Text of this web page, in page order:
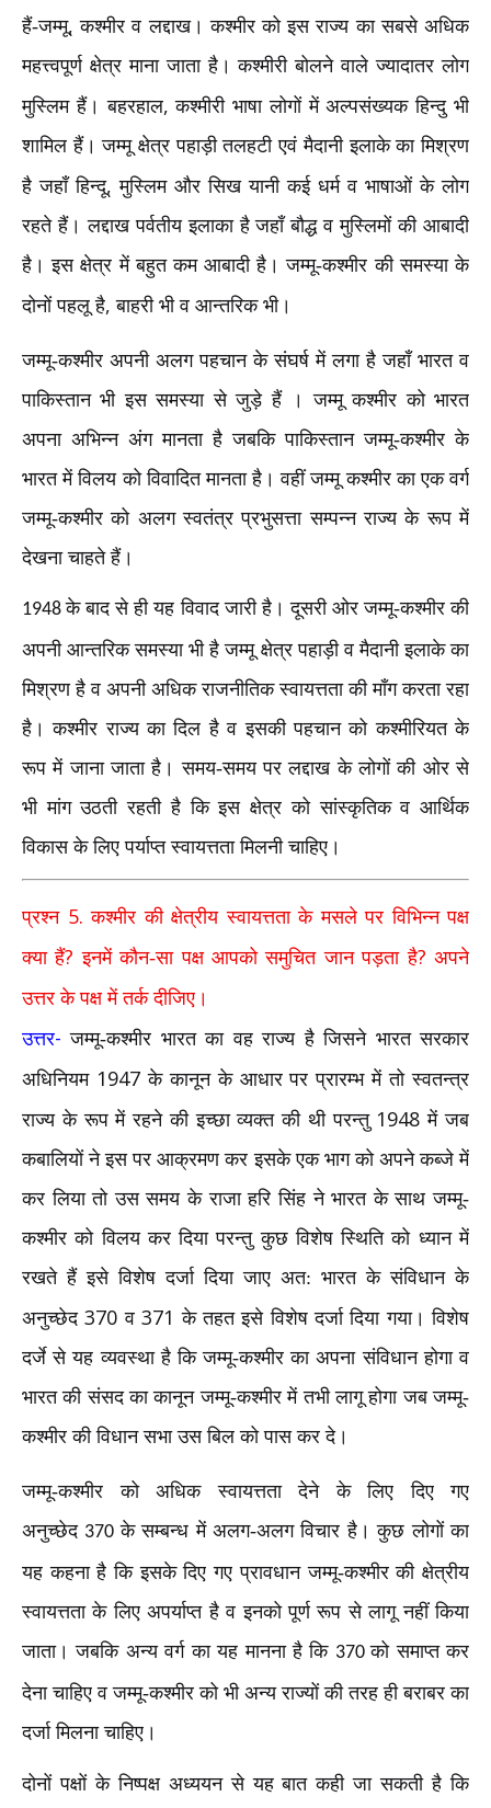
हैं-जम्मू,कश्मीर व लद्दाख। कश्मीर को इस राज्य का सबसे अधिक
महत्त्वपूर्ण क्षेत्र माना जाता है। कश्मीरी बोलने वाले ज्यादातर लोग
मुस्लिम हैं। बहरहाल,कश्मीरी भाषा लोगों में अल्पसंख्यक हिन्दु भी
शामिल हैं। जम्मू क्षेत्र पहाड़ी तलहटी एवं मैदानी इलाके का मिश्रण
है जहाँ हिन्दू,मुस्लिम और सिख यानी कई धर्म व भाषाओं के लोग
रहते हैं। लद्दाख पर्वतीय इलाका है जहाँ बौद्ध व मुस्लिमों की आबादी
है। इस क्षेत्र में बहुत कम आबादी है। जम्मू-कश्मीर की समस्या के
दोनों पहलू है,बाहरी भी व आन्तरिक भी।
जम्मू-कश्मीर अपनी अलग पहचान के संघर्ष में लगा है जहाँ भारत व
पाकिस्तान भी इस समस्या से जुड़े हैं । जम्मू कश्मीर को भारत
अपना अभिन्न अंग मानता है जबकि पाकिस्तान जम्मू-कश्मीर के
भारत में विलय को विवादित मानता है। वहीं जम्मू कश्मीर का एक वर्ग
जम्मू-कश्मीर को अलग स्वतंत्र प्रभुसत्ता सम्पन्न राज्य के रूप में
देखना चाहते हैं।
1948के बाद से ही यह विवाद जारी है। दूसरी ओर जम्मू-कश्मीर की
अपनी आन्तरिक समस्या भी है जम्मू क्षेत्र पहाड़ी व मैदानी इलाके का
मिश्रण है व अपनी अधिक राजनीतिक स्वायत्तता की माँग करता रहा
है। कश्मीर राज्य का दिल है व इसकी पहचान को कश्मीरियत के
रूप में जाना जाता है। समय-समय पर लद्दाख के लोगों की ओर से
भी मांग उठती रहती है कि इस क्षेत्र को सांस्कृतिक व आर्थिक
विकास के लिए पर्याप्त स्वायत्तता मिलनी चाहिए।
प्रश्न 5.कश्मीर की क्षेत्रीय स्वायत्तता के मसले पर विभिन्न पक्ष
क्या हैं?इनमें कौन-सा पक्ष आपको समुचित जान पड़ता है?अपने
उत्तर के पक्ष में तर्क दीजिए।
उत्तर- जम्मू-कश्मीर भारत का वह राज्य है जिसने भारत सरकार
अधिनियम 1947के कानून के आधार पर प्रारम्भ में तो स्वतन्त्र
राज्य के रूप में रहने की इच्छा व्यक्त की थी परन्तु 1948में जब
कबालियों ने इस पर आक्रमण कर इसके एक भाग को अपने कब्जे में
कर लिया तो उस समय के राजा हरि सिंह ने भारत के साथ जम्मू-
कश्मीर को विलय कर दिया परन्तु कुछ विशेष स्थिति को ध्यान में
रखते हैं इसे विशेष दर्जा दिया जाए अत: भारत के संविधान के
अनुच्छेद370व371के तहत इसे विशेष दर्जा दिया गया। विशेष
दर्जे से यह व्यवस्था है कि जम्मू-कश्मीर का अपना संविधान होगा व
भारत की संसद का कानून जम्मू-कश्मीर में तभी लागू होगा जब जम्मू-
कश्मीर की विधान सभा उस बिल को पास कर दे।
जम्मू-कश्मीर को अधिक स्वायत्तता देने के लिए दिए गए
अनुच्छेद 370के सम्बन्ध में अलग-अलग विचार है। कुछ लोगों का
यह कहना है कि इसके दिए गए प्रावधान जम्मू-कश्मीर की क्षेत्रीय
स्वायत्तता के लिए अपर्याप्त है व इनको पूर्ण रूप से लागू नहीं किया
जाता। जबकि अन्य वर्ग का यह मानना है कि 370को समाप्त कर
देना चाहिए व जम्मू-कश्मीर को भी अन्य राज्यों की तरह ही बराबर का
दर्जा मिलना चाहिए।
दोनों पक्षों के निष्पक्ष अध्ययन से यह बात कही जा सकती है कि